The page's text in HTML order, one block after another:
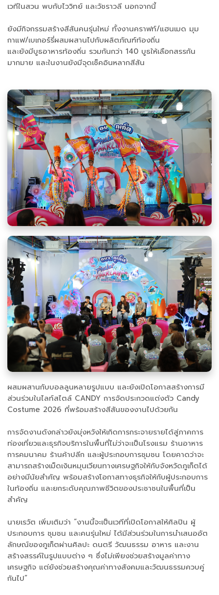
เวทีในสวน พบกับไววิทย์ และวัชราวลี นอกจากนี้
ยังมีกิจกรรมสร้างสีสันคนรุ่นใหม่ ทั้งงานคราฟท์/แฮนเมด มุม
กาแฟ/เบเกอร์รี่ผสมผสานไปกับผลิตภัณฑ์ท้องถิ่น
และยังมีบูธอาหารท้องถิ่น รวมกันกว่า 140 บูธให้เลือกสรรกัน
มากมาย และในงานยังมีจุดเช็คอินหลากสีสัน
ผสมผสานกับบอลลูนหลายรูปแบบ และยังเปิดโอกาสสร้างการมี
ส่วนร่วมในไลท์สไตล์ CANDY การจัดประกวดแต่งตัว Candy
Costume 2026 ที่พร้อมสร้างสีสันของงานไปด้วยกัน
การจัดงานดังกล่าวยังมุ่งหวังให้เกิดการกระจายรายได้สู่ภาคการ
ท่องเที่ยวและธุรกิจบริการในพื้นที่ไม่ว่าจะเป็นโรงแรม ร้านอาหาร
การคมนาคม ร้านค้าปลีก และผู้ประกอบการชุมชน โดยคาดว่าจะ
สามารถสร้างเม็ดเงินหมุนเวียนทางเศรษฐกิจให้กับจังหวัดภูเก็ตได้
อย่างมีนัยสำคัญ พร้อมสร้างโอกาสทางธุรกิจให้กับผู้ประกอบการ
ในท้องถิ่น และยกระดับคุณภาพชีวิตของประชาชนในพื้นที่เป็น
สำคัญ
นายเรวัต เพิ่มเติมว่า “งานนี้จะเป็นเวทีที่เปิดโอกาสให้ศิลปิน ผู้
ประกอบการ ชุมชน และคนรุ่นใหม่ ได้มีส่วนร่วมในการนำเสนออัต
ลักษณ์ของภูเก็ตผ่านศิลปะ ดนตรี วัฒนธรรม อาหาร และงาน
สร้างสรรค์ในรูปแบบต่าง ๆ ซึ่งไม่เพียงช่วยสร้างมูลค่าทาง
เศรษฐกิจ แต่ยังช่วยสร้างคุณค่าทางสังคมและวัฒนธรรมควบคู่
กันไป”